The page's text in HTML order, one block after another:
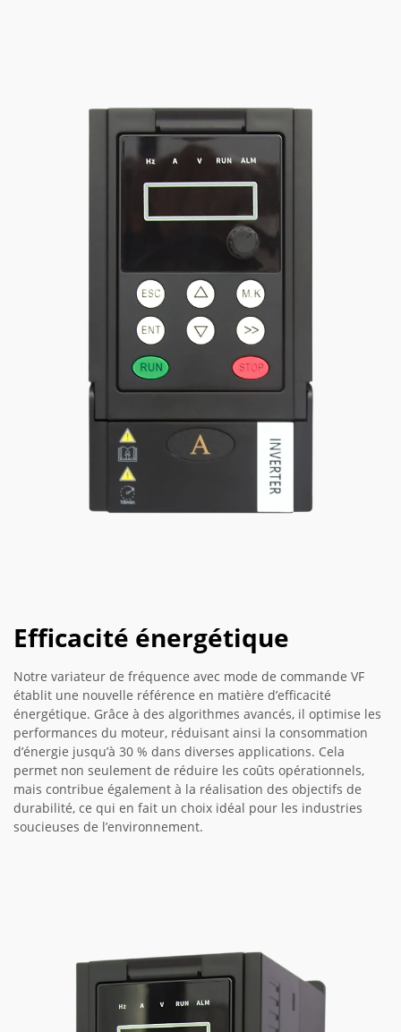
Efficacité énergétique
Notre variateur de fréquence avec mode de commande VF
établit une nouvelle référence en matière d’efficacité
énergétique. Grâce à des algorithmes avancés, il optimise les
performances du moteur, réduisant ainsi la consommation
d’énergie jusqu’à 30 % dans diverses applications. Cela
permet non seulement de réduire les coûts opérationnels,
mais contribue également à la réalisation des objectifs de
durabilité, ce qui en fait un choix idéal pour les industries
soucieuses de l’environnement.